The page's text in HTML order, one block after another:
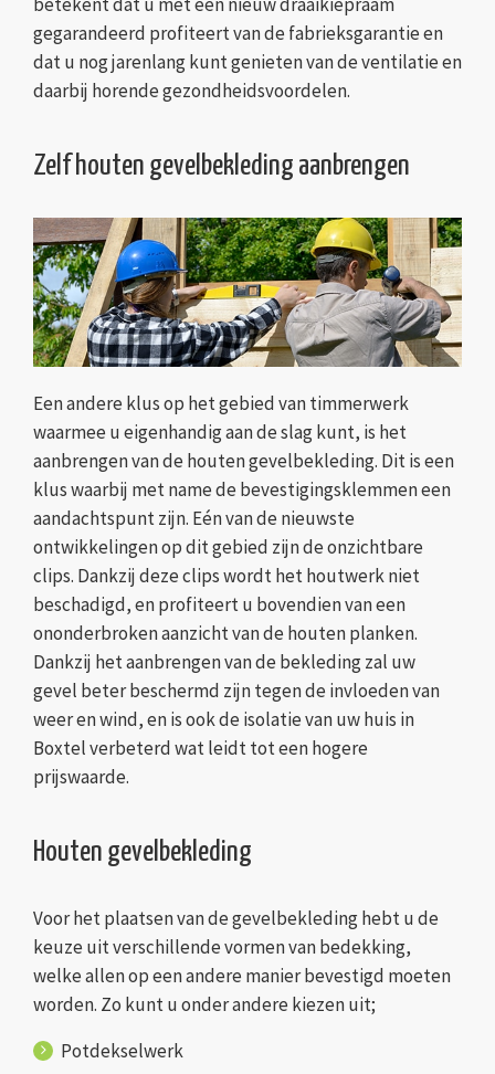
gegarandeerd profiteert van de fabrieksgarantie en
dat u nog jarenlang kunt genieten van de ventilatie en
daarbij horende gezondheidsvoordelen.
Zelf houten gevelbekleding aanbrengen
Een andere klus op het gebied van timmerwerk
waarmee u eigenhandig aan de slag kunt, is het
aanbrengen van de houten gevelbekleding. Dit is een
klus waarbij met name de bevestigingsklemmen een
aandachtspunt zijn. Eén van de nieuwste
ontwikkelingen op dit gebied zijn de onzichtbare
clips. Dankzij deze clips wordt het houtwerk niet
beschadigd, en profiteert u bovendien van een
ononderbroken aanzicht van de houten planken.
Dankzij het aanbrengen van de bekleding zal uw
gevel beter beschermd zijn tegen de invloeden van
weer en wind, en is ook de isolatie van uw huis in
Boxtel verbeterd wat leidt tot een hogere
prijswaarde.
Houten gevelbekleding
Voor het plaatsen van de gevelbekleding hebt u de
keuze uit verschillende vormen van bedekking,
welke allen op een andere manier bevestigd moeten
worden. Zo kunt u onder andere kiezen uit;
Potdekselwerk